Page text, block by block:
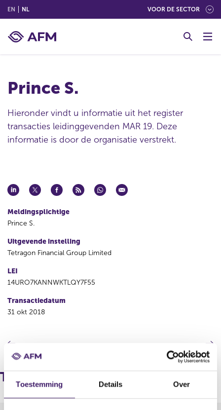
Toestemming Details Over
EN (ENGLISH)
NL(NEDERLANDS (NEDERLAND)) VOOR DE SECTOR
Prince S.
Hieronder vindt u informatie uit het register
transacties leidinggevenden MAR 19. Deze
informatie is door de organisatie verstrekt.
Meldingsplichtige
Prince S.
Uitgevende instelling
Tetragon Financial Group Limited
LEI
14URO7KANNWKTLQY7F55
Transactiedatum
31 okt 2018
o
r
i
g
r
V
o
l
g
d
Transacties